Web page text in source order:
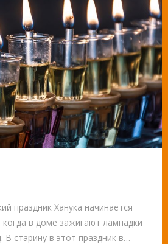
праздник Ханука начинается
когда в доме зажигают лампадки
В старину в этот праздник в…